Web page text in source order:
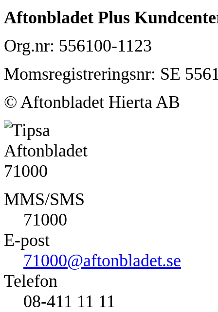
Aftonbladet Plus
Org.nr: 556100-1123
Momsregistreringsnr: SE
© Aftonbladet Hierta AB
MMS/SMS
71000
E-post
71000@aftonbladet.se
Telefon
08-411 11 11